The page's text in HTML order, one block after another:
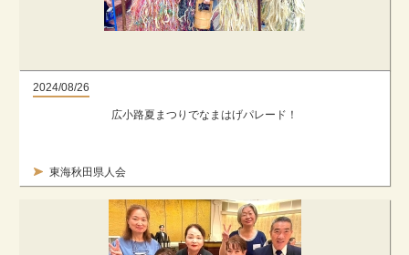
2024/08/26
東海秋田県人会
広小路夏まつりでなまはげパレード！